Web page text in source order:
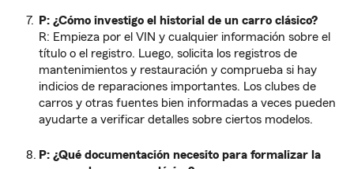
P: ¿Cómo investigo el historial de un carro clásico?
R: Empieza por el VIN y cualquier información sobre el
título o el registro. Luego, solicita los registros de
mantenimientos y restauración y comprueba si hay
indicios de reparaciones importantes. Los clubes de
carros y otras fuentes bien informadas a veces pueden
ayudarte a verificar detalles sobre ciertos modelos.
P: ¿Qué documentación necesito para formalizar la